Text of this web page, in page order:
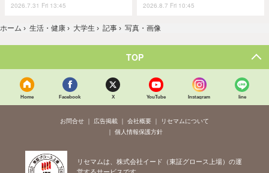
2026.7.31 Fri 13:45 2026.8.7 Fri 10:45
ホーム › 生活・健康 › 大学生 › 記事 › 写真・画像
TOP
Home Facebook X YouTube Instagram line
お問合せ 広告掲載 会社概要
リセマムについて
個人情報保護方針
リセマムは、株式会社イード（東証グロース上場）の運